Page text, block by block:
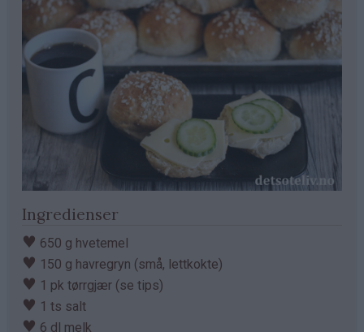
Ingredienser
♥ 650 g hvetemel
♥ 150 g havregryn (små, lettkokte)
♥ 1 pk tørrgjær (se tips)
♥ 1 ts salt
♥ 6 dl melk